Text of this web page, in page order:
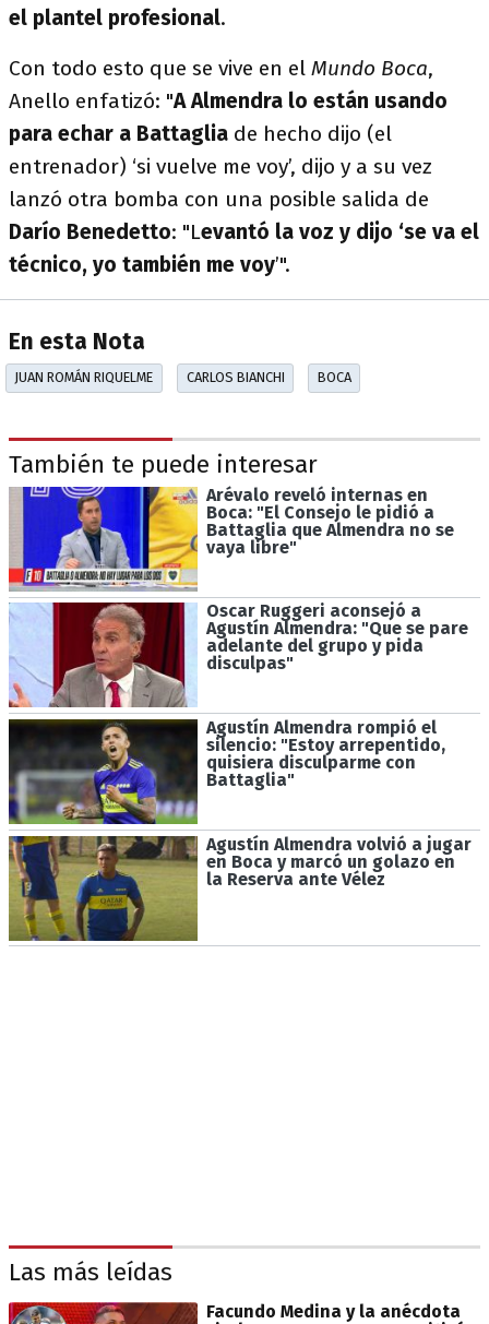
el plantel profesional.
Con todo esto que se vive en el Mundo Boca,
Anello enfatizó: "A Almendra lo están usando
para echar a Battaglia de hecho dijo (el
entrenador) ‘si vuelve me voy’, dijo y a su vez
lanzó otra bomba con una posible salida de
Darío Benedetto: "Levantó la voz y dijo ‘se va el
técnico, yo también me voy’".
En esta Nota
JUAN ROMÁN RIQUELME CARLOS BIANCHI BOCA
También te puede interesar
Arévalo reveló internas en
Boca: "El Consejo le pidió a
Battaglia que Almendra no se
vaya libre"
Oscar Ruggeri aconsejó a
Agustín Almendra: "Que se pare
adelante del grupo y pida
disculpas"
Agustín Almendra rompió el
silencio: "Estoy arrepentido,
quisiera disculparme con
Battaglia"
Agustín Almendra volvió a jugar
en Boca y marcó un golazo en
la Reserva ante Vélez
Las más leídas
Facundo Medina y la anécdota